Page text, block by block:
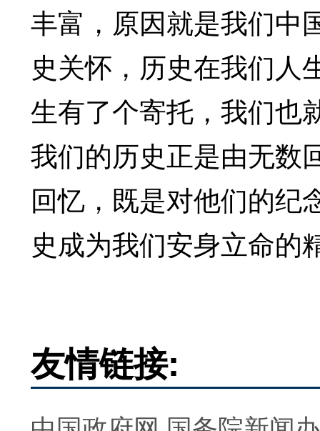
丰富，原因就是我们中
史关怀，历史在我们人
生有了个寄托，我们也
我们的历史正是由无数
回忆，既是对他们的纪
史成为我们安身立命的
友情链接: